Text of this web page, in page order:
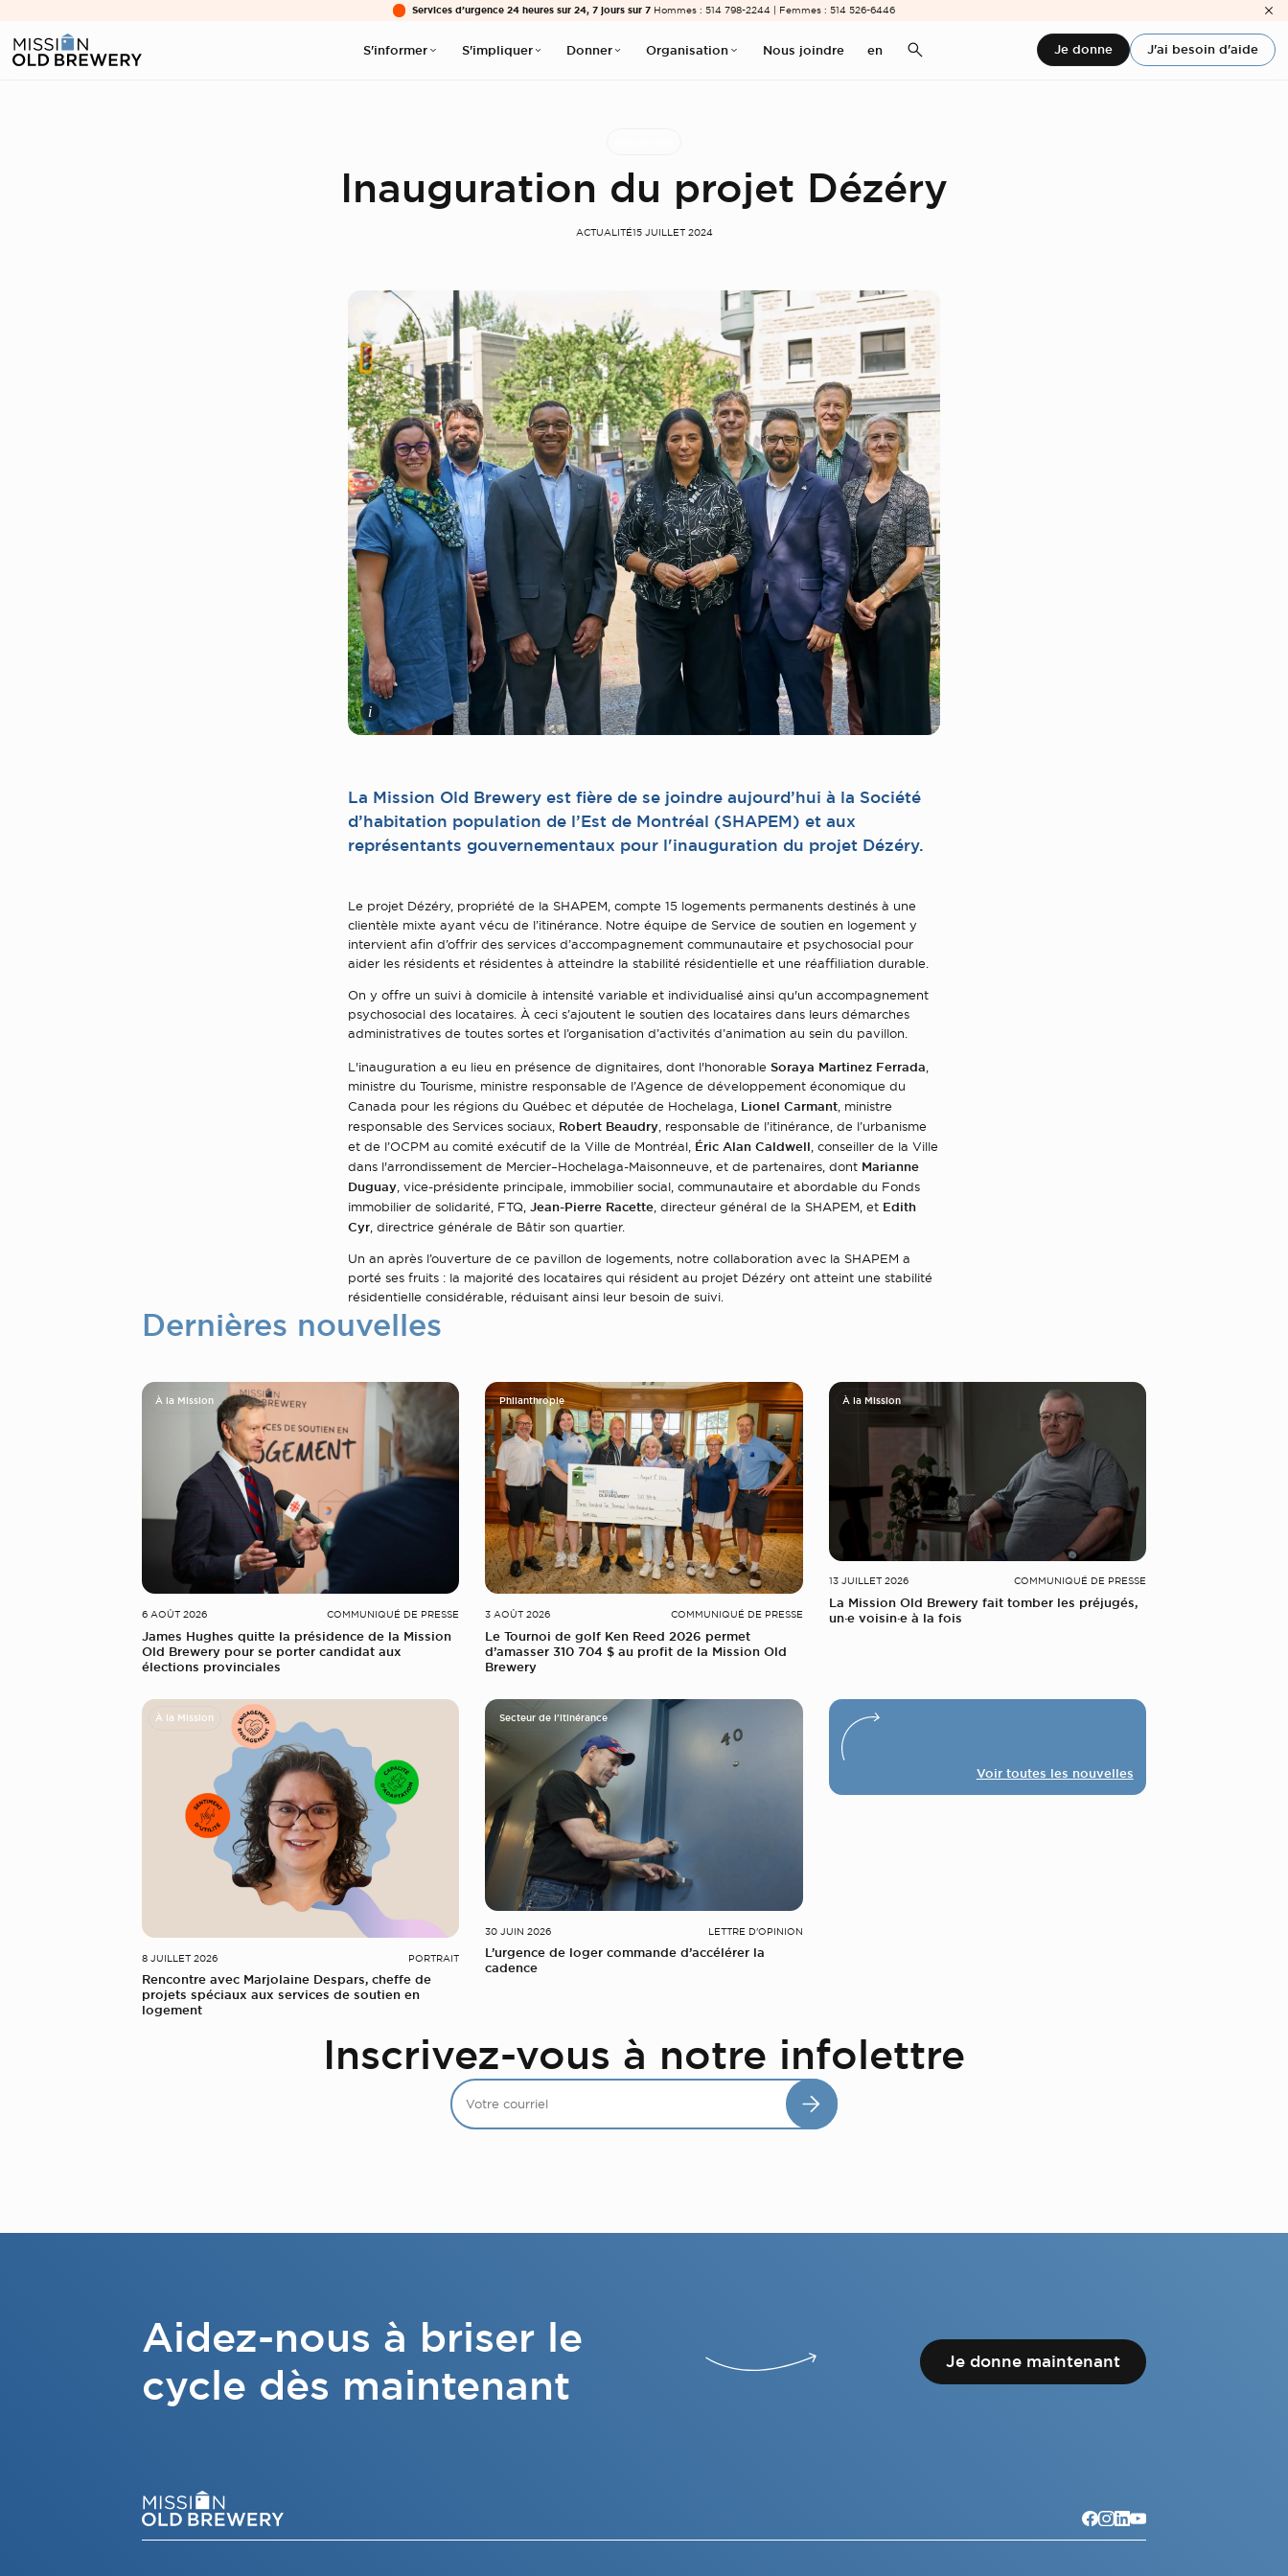
Services d’urgence 24 heures sur 24, 7 jours sur 7 Hommes : 514 798-2244 | Femmes : 514 526-6446
S'informer S'impliquer Donner Organisation Nous joindre en Je donne J'ai besoin d'aide
Inauguration du projet Dézéry
ACTUALITÉ15 JUILLET 2024
i
La Mission Old Brewery est fière de se joindre aujourd’hui à la Société
d’habitation population de l’Est de Montréal (SHAPEM) et aux
représentants gouvernementaux pour l'inauguration du projet Dézéry.
Le projet Dézéry, propriété de la SHAPEM, compte 15 logements permanents destinés à une
clientèle mixte ayant vécu de l’itinérance. Notre équipe de Service de soutien en logement y
intervient afin d’offrir des services d’accompagnement communautaire et psychosocial pour
aider les résidents et résidentes à atteindre la stabilité résidentielle et une réaffiliation durable.
On y offre un suivi à domicile à intensité variable et individualisé ainsi qu'un accompagnement
psychosocial des locataires. À ceci s’ajoutent le soutien des locataires dans leurs démarches
administratives de toutes sortes et l’organisation d’activités d’animation au sein du pavillon.
L'inauguration a eu lieu en présence de dignitaires, dont l'honorable Soraya Martinez Ferrada,
ministre du Tourisme, ministre responsable de l’Agence de développement économique du
Canada pour les régions du Québec et députée de Hochelaga, Lionel Carmant, ministre
responsable des Services sociaux, Robert Beaudry, responsable de l’itinérance, de l’urbanisme
et de l’OCPM au comité exécutif de la Ville de Montréal, Éric Alan Caldwell, conseiller de la Ville
dans l'arrondissement de Mercier–Hochelaga-Maisonneuve, et de partenaires, dont Marianne
Duguay, vice-présidente principale, immobilier social, communautaire et abordable du Fonds
immobilier de solidarité, FTQ, Jean-Pierre Racette, directeur général de la SHAPEM, et Edith
Cyr, directrice générale de Bâtir son quartier.
Un an après l’ouverture de ce pavillon de logements, notre collaboration avec la SHAPEM a
porté ses fruits : la majorité des locataires qui résident au projet Dézéry ont atteint une stabilité
résidentielle considérable, réduisant ainsi leur besoin de suivi.
Dernières nouvelles
À la Mission
6 AOÛT 2026 COMMUNIQUÉ DE PRESSE
James Hughes quitte la présidence de la Mission
Old Brewery pour se porter candidat aux
élections provinciales
Philanthropie
3 AOÛT 2026 COMMUNIQUÉ DE PRESSE
Le Tournoi de golf Ken Reed 2026 permet
d’amasser 310 704 $ au profit de la Mission Old
Brewery
À la Mission
13 JUILLET 2026 COMMUNIQUÉ DE PRESSE
La Mission Old Brewery fait tomber les préjugés,
un·e voisin·e à la fois
À la Mission
8 JUILLET 2026 PORTRAIT
Rencontre avec Marjolaine Despars, cheffe de
projets spéciaux aux services de soutien en
logement
Secteur de l'itinérance
30 JUIN 2026 LETTRE D'OPINION
L’urgence de loger commande d’accélérer la
cadence
Voir toutes les nouvelles
Inscrivez-vous à notre infolettre
Aidez-nous à briser le
cycle dès maintenant
Je donne maintenant